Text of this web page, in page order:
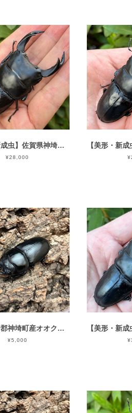
【美形・新成虫】佐賀県神埼郡神埼町産”オオクワガタペア（♂81mm） # 8153−201
¥28,000
佐賀県神埼郡神埼町産オオクワガタ♀単品CBF1個体 ＃8153-201（50mm）
¥5,000